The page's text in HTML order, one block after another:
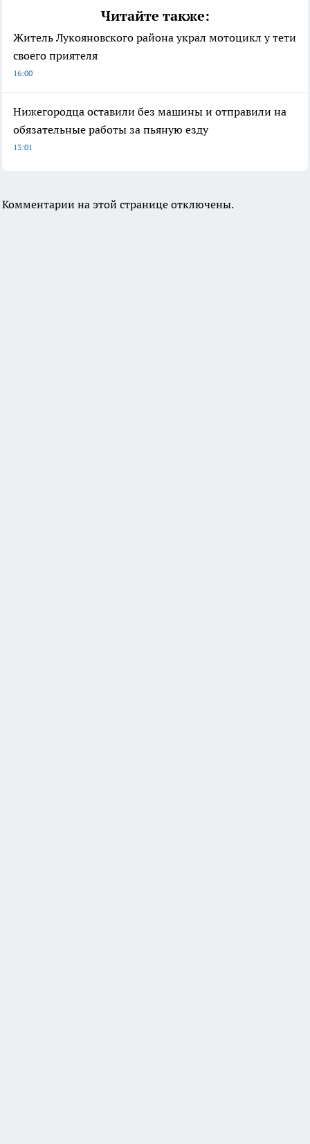
Читайте также:
Житель Лукояновского района украл мотоцикл у тети
своего приятеля
16:00
Нижегородца оставили без машины и отправили на
обязательные работы за пьяную езду
13:01
Комментарии на этой странице отключены.